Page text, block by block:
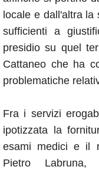
locale e dall'altra
sufficienti a
presidio su quel
Cattaneo che ha
problematiche
Fra i servizi
ipotizzata la
esami medici e il
Pietro Labruna,